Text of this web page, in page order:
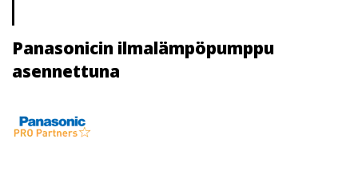
Panasonicin ilmalämpöpumppu
asennettuna